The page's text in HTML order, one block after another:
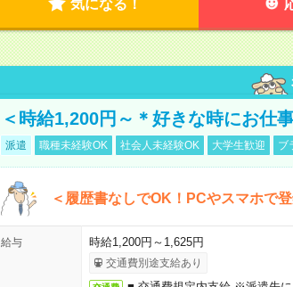
気になる！
＜時給1,200円～＊好きな時にお仕
派遣 職種未経験OK 社会人未経験OK 大学生歓迎 ブ
＜履歴書なしでOK！PCやスマホで
給与 時給1,200円～1,625円
交通費別途支給あり